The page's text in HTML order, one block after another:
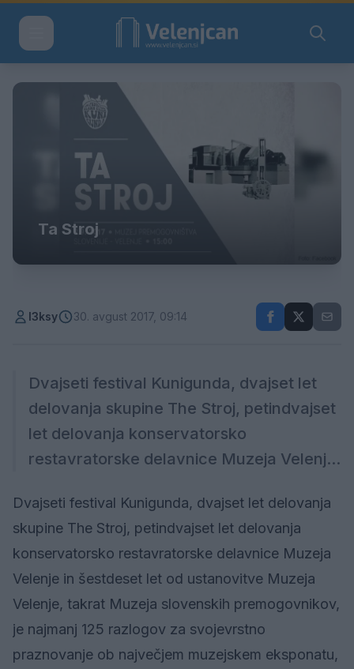
Ta Stroj
l3ksy 30. avgust 2017, 09:14
Dvajseti festival Kunigunda, dvajset let
delovanja skupine The Stroj, petindvajset
let delovanja konservatorsko
restavratorske delavnice Muzeja Velenj...
Dvajseti festival Kunigunda, dvajset let delovanja
skupine The Stroj, petindvajset let delovanja
konservatorsko restavratorske delavnice Muzeja
Velenje in šestdeset let od ustanovitve Muzeja
Velenje, takrat Muzeja slovenskih premogovnikov,
je najmanj 125 razlogov za svojevrstno
praznovanje ob največjem muzejskem eksponatu,